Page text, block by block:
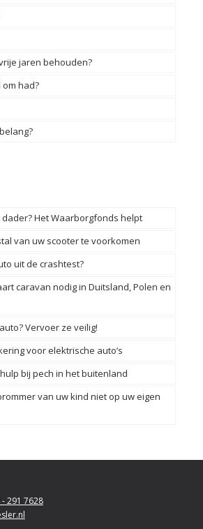
jaren behouden?
had?
Het Waarborgfonds helpt
van uw scooter te voorkomen
uit de crashtest?
caravan nodig in Duitsland, Polen en
Vervoer ze veilig!
voor elektrische auto’s
bij pech in het buitenland
van uw kind niet op uw eigen
- 291 7628